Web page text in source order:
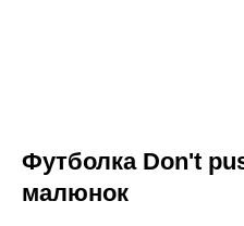
Футболка Don't
малюнок